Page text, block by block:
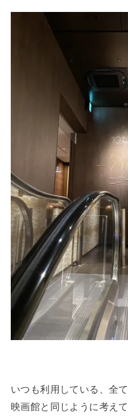
いつも利用している、全
映画館と同じように考えて